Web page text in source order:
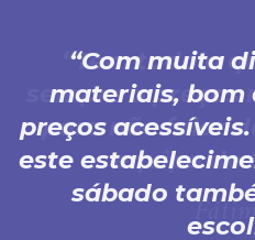
Com muita
materiais,
preços
este
sábado